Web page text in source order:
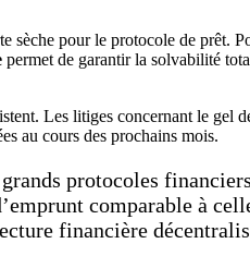
sèche pour le protocole de prêt.
permet de garantir la solvabilité
Les litiges concernant le gel
au cours des prochains mois.
protocoles
comparable à
financière